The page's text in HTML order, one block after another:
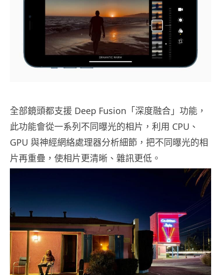
全部鏡頭都支援 Deep Fusion「深度融合」功能，
此功能會從一系列不同曝光的相片，利用 CPU、
GPU 與神經網絡處理器分析細節，把不同曝光的相
片再重疊，使相片更清晰、雜訊更低。